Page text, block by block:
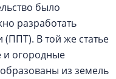
было
разработать
(ППТ). В той же статье
и огородные
из земель